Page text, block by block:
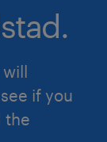
will
if you
the